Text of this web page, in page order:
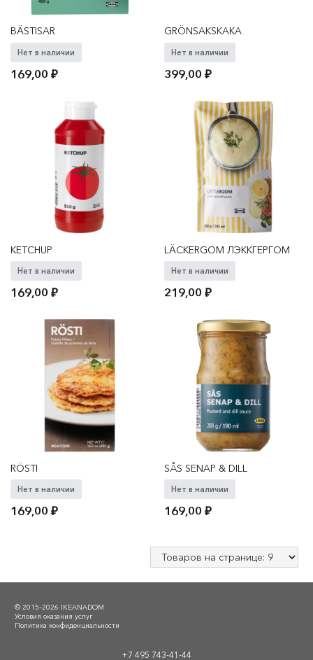
BÄSTISAR
Нет в наличии
169,00₽
GRÖNSAKSKAKA
Нет в наличии
399,00₽
KETCHUP
Нет в наличии
169,00₽
LÄCKERGOM ЛЭККГЕРГОМ
Нет в наличии
219,00₽
RÖSTI
Нет в наличии
169,00₽
SÅS SENAP & DILL
Нет в наличии
169,00₽
© 2015–2026 IKEANADOM
Условия оказания услуг
Политика конфиденциальности
+7 495 743-41-44